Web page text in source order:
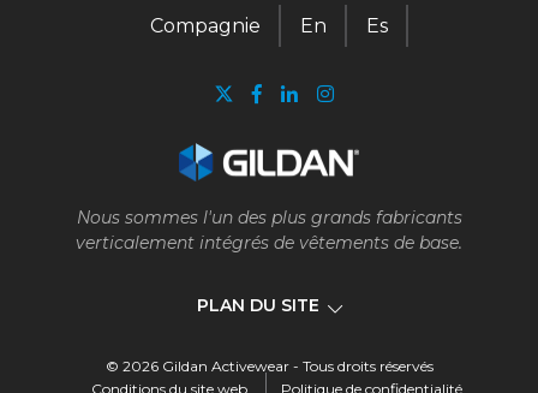
Nous sommes l'un des plus grands fabricants
verticalement intégrés de vêtements de base.
PLAN DU SITE
Compagnie En Es
Compagnie
© 2026 Gildan Activewear - Tous droits réservés
Conditions du site web
Politique de confidentialité